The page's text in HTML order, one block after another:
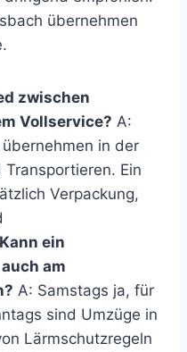
übernehmen
zwischen
Vollservice? A:
in der
Ein
Verpackung,
ein
am
A: Samstags ja, für
sind Umzüge in
Lärmschutzregeln